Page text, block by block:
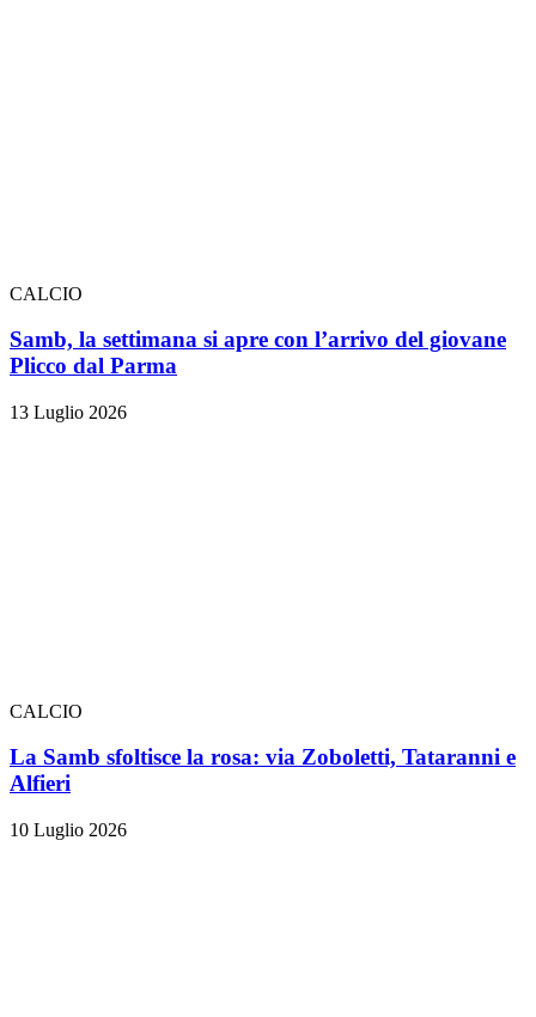
CALCIO
Samb, la settimana si apre con l’arrivo del giovane
Plicco dal Parma
13 Luglio 2026
CALCIO
La Samb sfoltisce la rosa: via Zoboletti, Tataranni e
Alfieri
10 Luglio 2026